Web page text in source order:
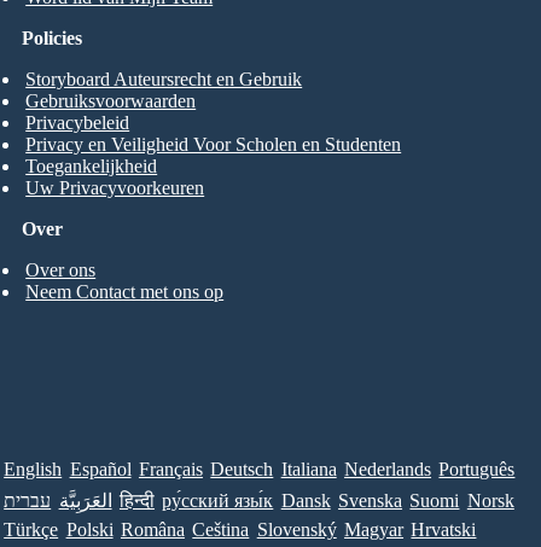
Over
Over ons
Neem Contact met ons op
Policies
Storyboard Auteursrecht en Gebruik
Gebruiksvoorwaarden
Privacybeleid
Privacy en Veiligheid Voor Scholen en Studenten
Toegankelijkheid
Uw Privacyvoorkeuren
English Español Français Deutsch Italiana Nederlands Português
עברית العَرَبِيَّة हिन्दी ру́сский язы́к Dansk Svenska Suomi Norsk
Türkçe Polski Româna Ceština Slovenský Magyar Hrvatski